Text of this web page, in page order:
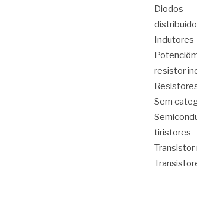
Diodos
Indutores
resistor
Sem
tiristores